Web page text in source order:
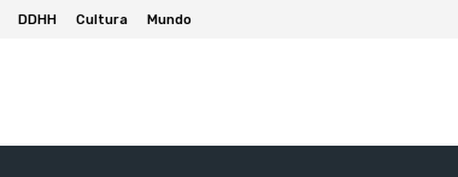
DDHH Cultura Mundo